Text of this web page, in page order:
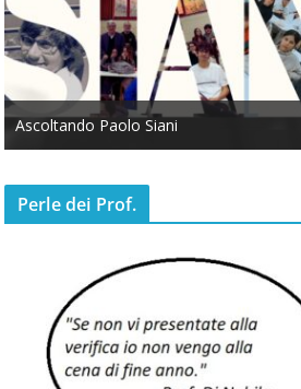
Ascoltando Paolo Siani
Perle dei Prof.